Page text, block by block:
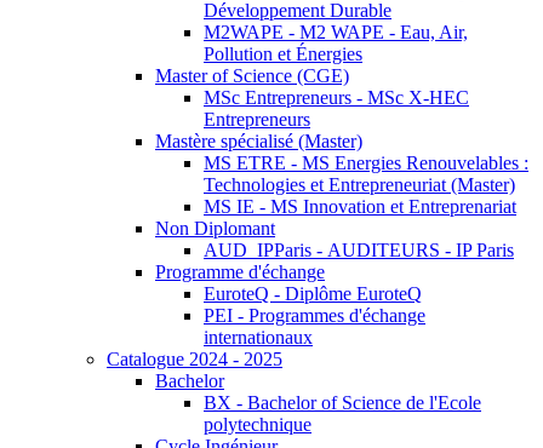
Développement Durable
M2WAPE - M2 WAPE - Eau, Air,
Pollution et Énergies
Master of Science (CGE)
MSc Entrepreneurs - MSc X-HEC
Entrepreneurs
Mastère spécialisé (Master)
MS ETRE - MS Energies Renouvelables :
Technologies et Entrepreneuriat (Master)
MS IE - MS Innovation et Entreprenariat
Non Diplomant
AUD_IPParis - AUDITEURS - IP Paris
Programme d'échange
EuroteQ - Diplôme EuroteQ
PEI - Programmes d'échange
internationaux
Catalogue 2024 - 2025
Bachelor
BX - Bachelor of Science de l'Ecole
polytechnique